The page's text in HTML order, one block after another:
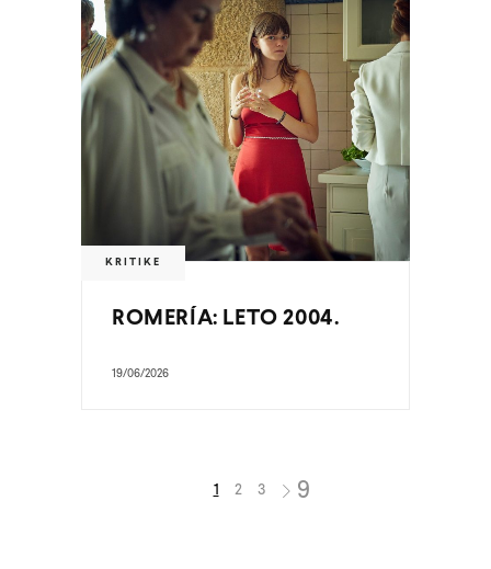
KRITIKE
ROMERÍA: LETO 2004.
19/06/2026
1 2 3